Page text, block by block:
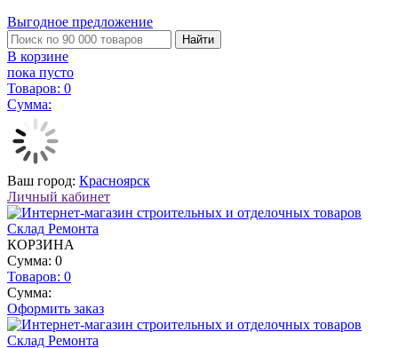
Выгодное предложение
Найти
В корзине
пока пусто
Товаров: 0
Сумма:
Ваш город: Красноярск
Личный кабинет
КОРЗИНА
Сумма: 0
Товаров: 0
Сумма:
Оформить заказ